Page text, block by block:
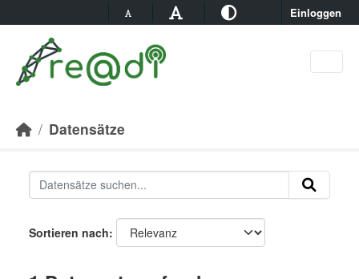
Einloggen
Datensätze
Sortieren nach